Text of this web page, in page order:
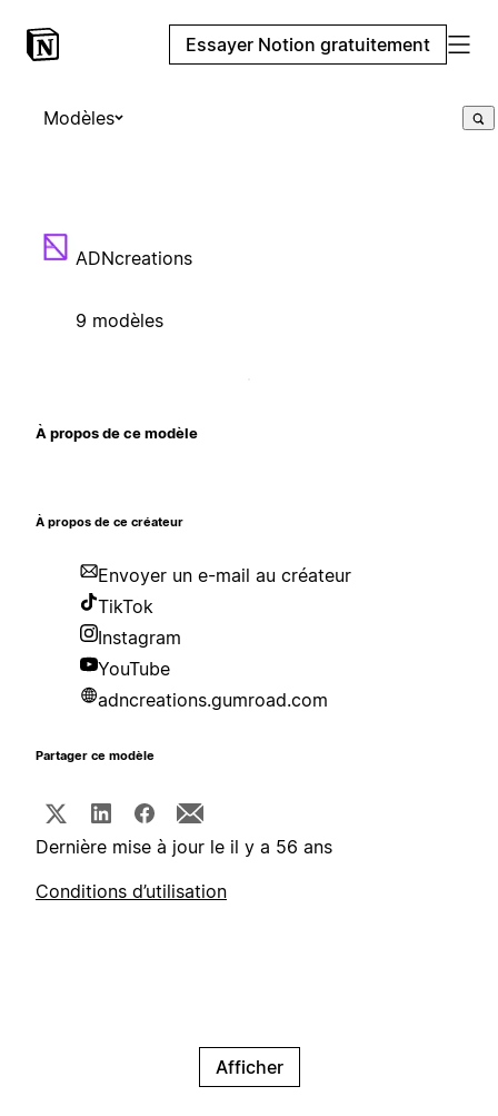
Essayer Notion gratuitement
Modèles
ADNcreations
9 modèles
À propos de ce modèle
À propos de ce créateur
Envoyer un e-mail au créateur
TikTok
Instagram
YouTube
adncreations.gumroad.com
Partager ce modèle
Dernière mise à jour le il y a 56 ans
Conditions d’utilisation
Afficher